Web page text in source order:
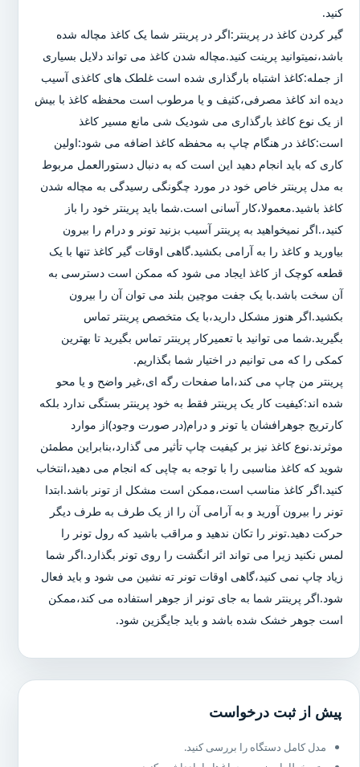
کنید.
گیر کردن کاغذ در پرینتر:اگر در پرینتر شما یک کاغذ مچاله شده
باشد،نمیتوانید پرینت کنید.مچاله شدن کاغذ می تواند دلایل بسیاری
از جمله:کاغذ اشتباه بارگذاری شده است غلطک های کاغذی آسیب
دیده اند کاغذ مصرفی،کثیف و یا مرطوب است محفظه کاغذ با بیش
از یک نوع کاغذ بارگذاری می شودیک شی مانع مسیر کاغذ
است:کاغذ در هنگام چاپ به محفظه کاغذ اضافه می شود:اولین
کاری که باید انجام دهید این است که به دنبال دستورالعمل مربوط
به مدل پرینتر خاص خود در مورد چگونگی رسیدگی به مچاله شدن
کاغذ باشید.معمولا،کار آسانی است.شما باید پرینتر خود را باز
کنید،.اگر نمیخواهید به پرینتر آسیب بزنید تونر و درام را بیرون
بیاورید و کاغذ را به آرامی بکشید.گاهی اوقات گیر کاغذ تنها با یک
قطعه کوچک از کاغذ ایجاد می شود که ممکن است دسترسی به
آن سخت باشد.با یک جفت موچین بلند می توان آن را بیرون
بکشید.اگر هنوز مشکل دارید،با یک متخصص پرینتر تماس
بگیرید.شما می توانید با تعمیرکار پرینتر تماس بگیرید تا بهترین
کمکی را که می توانیم در اختیار شما بگذاریم.
پرینتر من چاپ می کند،اما صفحات رگه ای،غیر واضح و یا محو
شده اند:کیفیت کار یک پرینتر فقط به خود پرینتر بستگی ندارد بلکه
کارتریج جوهرافشان یا تونر و درام(در صورت وجود)از موارد
موثرند.نوع کاغذ نیز بر کیفیت چاپ تأثیر می گذارد،بنابراین مطمئن
شوید که کاغذ مناسبی را با توجه به چاپی که انجام می دهید،انتخاب
کنید.اگر کاغذ مناسب است،ممکن است مشکل از تونر باشد.ابتدا
تونر را بیرون آورید و به آرامی آن را از یک طرف به طرف دیگر
حرکت دهید.تونر را تکان ندهید و مراقب باشید که رول تونر را
لمس نکنید زیرا می تواند اثر انگشت را روی تونر بگذارد.اگر شما
زیاد چاپ نمی کنید،گاهی اوقات تونر ته نشین می شود و باید فعال
شود.اگر پرینتر شما به جای تونر از جوهر استفاده می کند،ممکن
است جوهر خشک شده باشد و باید جایگزین شود.
پیش از ثبت درخواست
مدل کامل دستگاه را بررسی کنید.